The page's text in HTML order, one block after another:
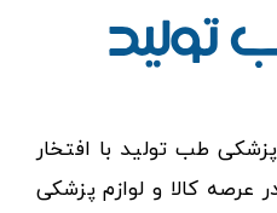
طب تولید با افتخار
در عرصه کالا و لوازم پزشکی